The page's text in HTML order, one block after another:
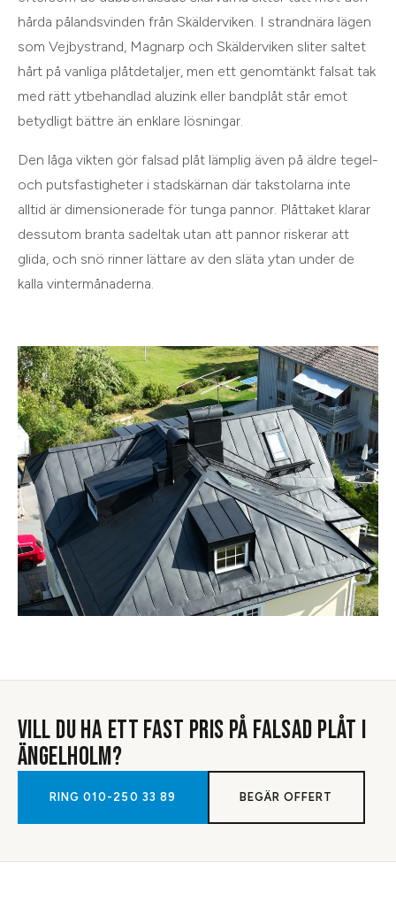
hårda pålandsvinden från Skälderviken. I strandnära lägen
som Vejbystrand, Magnarp och Skälderviken sliter saltet
hårt på vanliga plåtdetaljer, men ett genomtänkt falsat tak
med rätt ytbehandlad aluzink eller bandplåt står emot
betydligt bättre än enklare lösningar.
Den låga vikten gör falsad plåt lämplig även på äldre tegel-
och putsfastigheter i stadskärnan där takstolarna inte
alltid är dimensionerade för tunga pannor. Plåttaket klarar
dessutom branta sadeltak utan att pannor riskerar att
glida, och snö rinner lättare av den släta ytan under de
kalla vintermånaderna.
VILL DU HA ETT FAST PRIS PÅ FALSAD PLÅT I
ÄNGELHOLM?
RING010-250 33 89 BEGÄR OFFERT